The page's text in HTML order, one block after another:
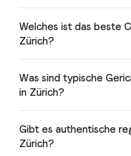
Welches ist das beste
Zürich?
Was sind typische
in Zürich?
Gibt es authentische
Zürich?